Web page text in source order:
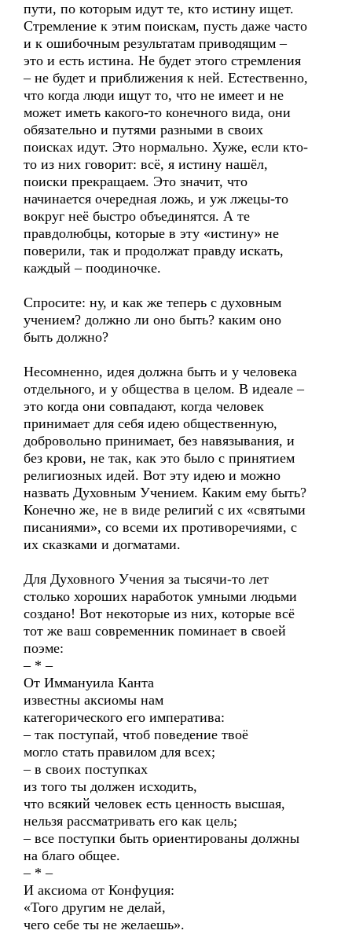
пути, по которым идут те, кто истину ищет.
Стремление к этим поискам, пусть даже часто
и к ошибочным результатам приводящим –
это и есть истина. Не будет этого стремления
– не будет и приближения к ней. Естественно,
что когда люди ищут то, что не имеет и не
может иметь какого-то конечного вида, они
обязательно и путями разными в своих
поисках идут. Это нормально. Хуже, если кто-
то из них говорит: всё, я истину нашёл,
поиски прекращаем. Это значит, что
начинается очередная ложь, и уж лжецы-то
вокруг неё быстро объединятся. А те
правдолюбцы, которые в эту «истину» не
поверили, так и продолжат правду искать,
каждый – поодиночке.
Спросите: ну, и как же теперь с духовным
учением? должно ли оно быть? каким оно
быть должно?
Несомненно, идея должна быть и у человека
отдельного, и у общества в целом. В идеале –
это когда они совпадают, когда человек
принимает для себя идею общественную,
добровольно принимает, без навязывания, и
без крови, не так, как это было с принятием
религиозных идей. Вот эту идею и можно
назвать Духовным Учением. Каким ему быть?
Конечно же, не в виде религий с их «святыми
писаниями», со всеми их противоречиями, с
их сказками и догматами.
Для Духовного Учения за тысячи-то лет
столько хороших наработок умными людьми
создано! Вот некоторые из них, которые всё
тот же ваш современник поминает в своей
поэме:
– * –
От Иммануила Канта
известны аксиомы нам
категорического его императива:
– так поступай, чтоб поведение твоё
могло стать правилом для всех;
– в своих поступках
из того ты должен исходить,
что всякий человек есть ценность высшая,
нельзя рассматривать его как цель;
– все поступки быть ориентированы должны
на благо общее.
– * –
И аксиома от Конфуция:
«Того другим не делай,
чего себе ты не желаешь».